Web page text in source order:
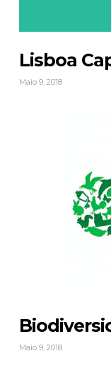
Lisboa
Maio 9, 2018
Maio 9, 2018